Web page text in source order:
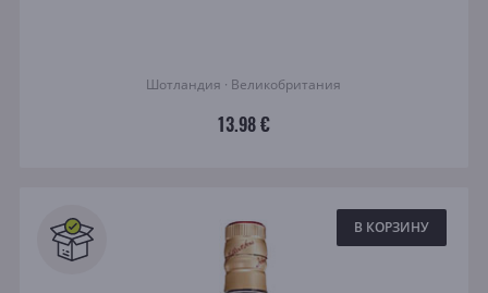
Шотландия · Великобритания
13.98 €
В КОРЗИНУ